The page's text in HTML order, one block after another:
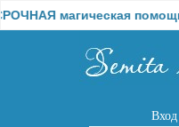
магическая помощь!
Вход